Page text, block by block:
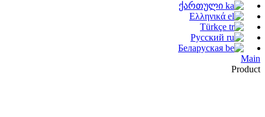
ქართული
Ελληνικά
Türkçe
Русский
Беларуская
Main
Product